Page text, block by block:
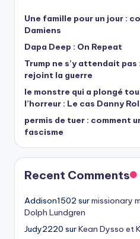
Une famille pour un jour :
Damiens
Dapa Deep : On Repeat
Trump ne s’y attendait pas
rejoint la guerre
le monstre qui a plongé
l’horreur : Le cas Danny
permis de tuer : comment
fascisme
Recent Comments
Addison1502 surmissionary
Dolph Lundgren
Judy2220 surKean Dysso et